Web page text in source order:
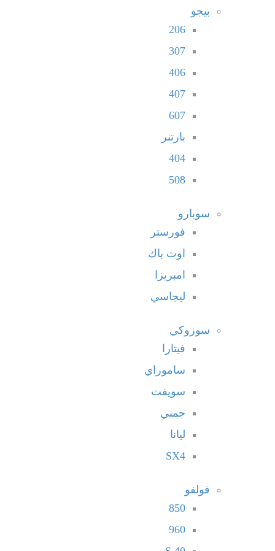
بيجو
206
307
406
407
607
بارتنر
404
508
سوبارو
فورستر
اوت باك
امبريزا
ليجاسي
سوزوكي
فيتارا
ساموراي
سويفت
جمني
ليانا
SX4
فولفو
850
960